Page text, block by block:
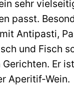
sehr
passt.
Antipasti,
und Fisch
Er
Aperitif-Wein.